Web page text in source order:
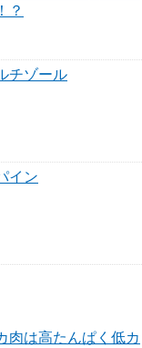
？
チゾール
イン
肉は高たんぱく低カ